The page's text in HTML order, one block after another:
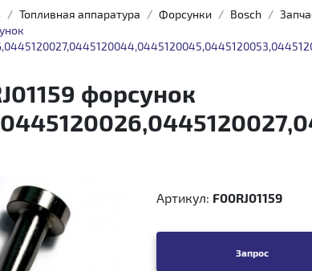
Топливная аппаратура Форсунки Bosch
форсунок
Артикул: F00RJ01159
Запрос